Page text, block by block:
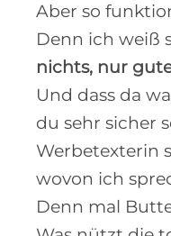
Aber so
Denn ich weiß
nichts, nur
Und dass da
du sehr sicher
Werbetexterin
wovon ich
Denn mal